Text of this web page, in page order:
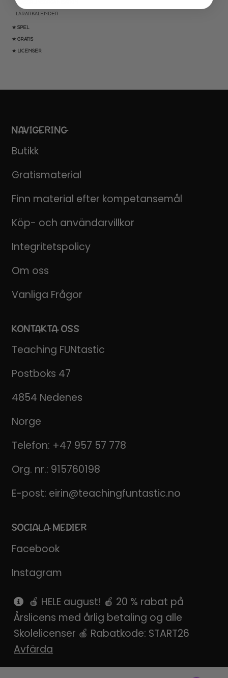
KLASSRUMSORGANISATION
LÄRARKALENDER
★ SPEL
★ GRATIS
★ LICENSER
NAVIGERING
Butikk
Gratismaterial
Finn material efter kompetansemål
Köp- och användarvillkor
Integritetspolicy
Om oss
Vanliga Frågor
KONTAKTA OSS
Teaching FUNtastic
Postboks 47
4854 Nedenes
Norge
Telefon: +47 957 57 778
Org. nr.: 915760198
E-post: eirin@teachingfuntastic.no
SOCIALA MEDIER
Facebook
Instagram
Pinterest
SnapChat
🍎 HELE august! 🍎 20 % rabat på
Årslicens med årlig betaling og alle
Skolelicenser 🍎 Rabatkode: START26
Avfärda